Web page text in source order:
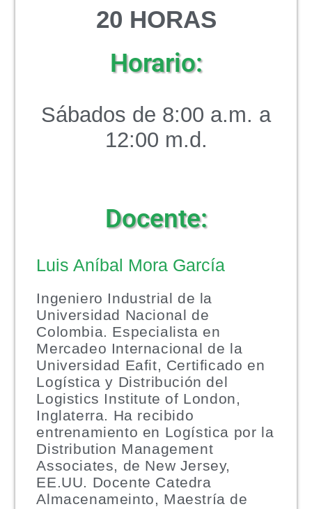
20 HORAS
Horario:
Sábados de 8:00 a.m. a
12:00 m.d.
Docente:
Luis Aníbal Mora García
Ingeniero Industrial de la
Universidad Nacional de
Colombia. Especialista en
Mercadeo Internacional de la
Universidad Eafit, Certificado en
Logística y Distribución del
Logistics Institute of London,
Inglaterra. Ha recibido
entrenamiento en Logística por la
Distribution Management
Associates, de New Jersey,
EE.UU. Docente Catedra
Almacenameinto, Maestría de